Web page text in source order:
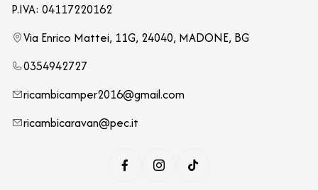
P.IVA: 04117220162
Via Enrico Mattei, 11G, 24040, MADONE, BG
0354942727
ricambicamper2016@gmail.com
ricambicaravan@pec.it